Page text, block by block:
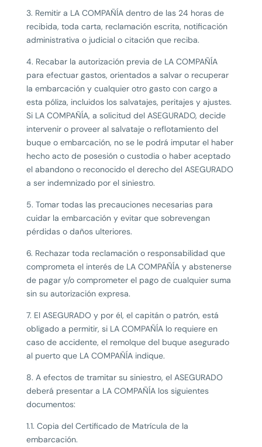
3. Remitir a LA COMPAÑÍA dentro de las 24 horas de
recibida, toda carta, reclamación escrita, notificación
administrativa o judicial o citación que reciba.
4. Recabar la autorización previa de LA COMPAÑÍA
para efectuar gastos, orientados a salvar o recuperar
la embarcación y cualquier otro gasto con cargo a
esta póliza, incluidos los salvatajes, peritajes y ajustes.
Si LA COMPAÑÍA, a solicitud del ASEGURADO, decide
intervenir o proveer al salvataje o reflotamiento del
buque o embarcación, no se le podrá imputar el haber
hecho acto de posesión o custodia o haber aceptado
el abandono o reconocido el derecho del ASEGURADO
a ser indemnizado por el siniestro.
5. Tomar todas las precauciones necesarias para
cuidar la embarcación y evitar que sobrevengan
pérdidas o daños ulteriores.
6. Rechazar toda reclamación o responsabilidad que
comprometa el interés de LA COMPAÑÍA y abstenerse
de pagar y/o comprometer el pago de cualquier suma
sin su autorización expresa.
7. El ASEGURADO y por él, el capitán o patrón, está
obligado a permitir, si LA COMPAÑÍA lo requiere en
caso de accidente, el remolque del buque asegurado
al puerto que LA COMPAÑÍA indique.
8. A efectos de tramitar su siniestro, el ASEGURADO
deberá presentar a LA COMPAÑÍA los siguientes
documentos:
1.1. Copia del Certificado de Matrícula de la
embarcación.